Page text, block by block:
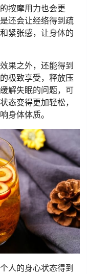
按摩用力也会更
还会让经络得到疏
紧张感，让身体的
果之外，还能得到
极致享受，释放压
解失眠的问题，可
态变得更加轻松，
身体体质。
人的身心状态得到